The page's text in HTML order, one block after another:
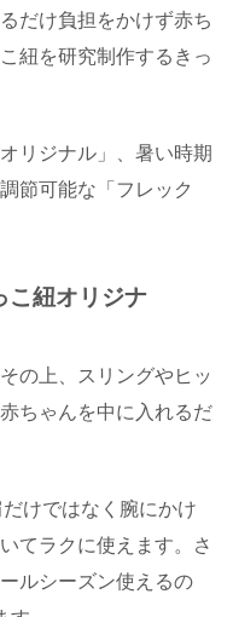
だけ負担をかけず赤ち
紐を研究制作するきっ
リジナル」、暑い時期
節可能な「フレック
こ紐オリジナ
の上、スリングやヒッ
ちゃんを中に入れるだ
けではなく腕にかけ
てラクに使えます。さ
ルシーズン使えるの